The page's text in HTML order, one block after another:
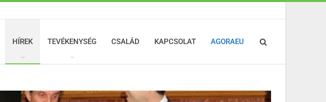
HÍREK TEVÉKENYSÉG CSALÁD KAPCSOLAT AGORAEU